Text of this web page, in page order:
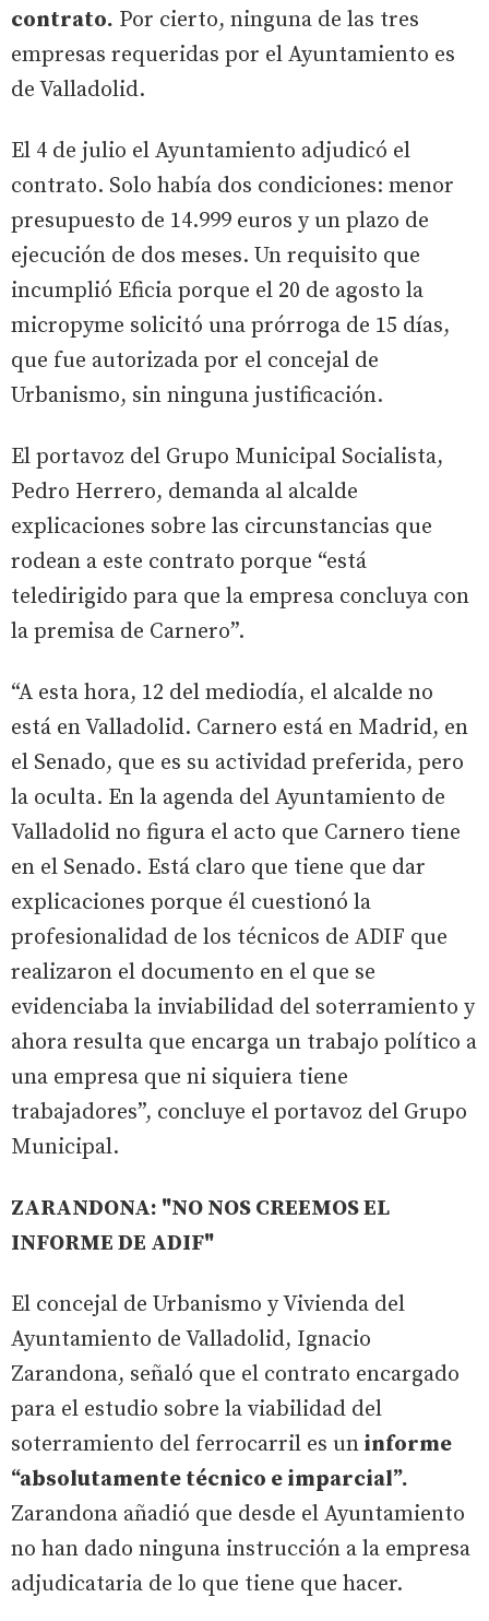
contrato. Por cierto, ninguna de las tres
empresas requeridas por el Ayuntamiento es
de Valladolid.
El 4 de julio el Ayuntamiento adjudicó el
contrato. Solo había dos condiciones: menor
presupuesto de 14.999 euros y un plazo de
ejecución de dos meses. Un requisito que
incumplió Eficia porque el 20 de agosto la
micropyme solicitó una prórroga de 15 días,
que fue autorizada por el concejal de
Urbanismo, sin ninguna justificación.
El portavoz del Grupo Municipal Socialista,
Pedro Herrero, demanda al alcalde
explicaciones sobre las circunstancias que
rodean a este contrato porque “está
teledirigido para que la empresa concluya con
la premisa de Carnero”.
“A esta hora, 12 del mediodía, el alcalde no
está en Valladolid. Carnero está en Madrid, en
el Senado, que es su actividad preferida, pero
la oculta. En la agenda del Ayuntamiento de
Valladolid no figura el acto que Carnero tiene
en el Senado. Está claro que tiene que dar
explicaciones porque él cuestionó la
profesionalidad de los técnicos de ADIF que
realizaron el documento en el que se
evidenciaba la inviabilidad del soterramiento y
ahora resulta que encarga un trabajo político a
una empresa que ni siquiera tiene
trabajadores”, concluye el portavoz del Grupo
Municipal.
ZARANDONA: "NO NOS CREEMOS EL
INFORME DE ADIF"
El concejal de Urbanismo y Vivienda del
Ayuntamiento de Valladolid, Ignacio
Zarandona, señaló que el contrato encargado
para el estudio sobre la viabilidad del
soterramiento del ferrocarril es un informe
“absolutamente técnico e imparcial”.
Zarandona añadió que desde el Ayuntamiento
no han dado ninguna instrucción a la empresa
adjudicataria de lo que tiene que hacer.